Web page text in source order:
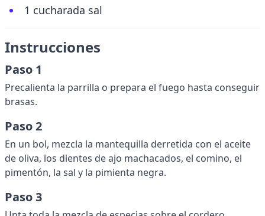
1 cucharada sal
Instrucciones
Paso 1
Precalienta la parrilla o prepara el fuego hasta conseguir
brasas.
Paso 2
En un bol, mezcla la mantequilla derretida con el aceite
de oliva, los dientes de ajo machacados, el comino, el
pimentón, la sal y la pimienta negra.
Paso 3